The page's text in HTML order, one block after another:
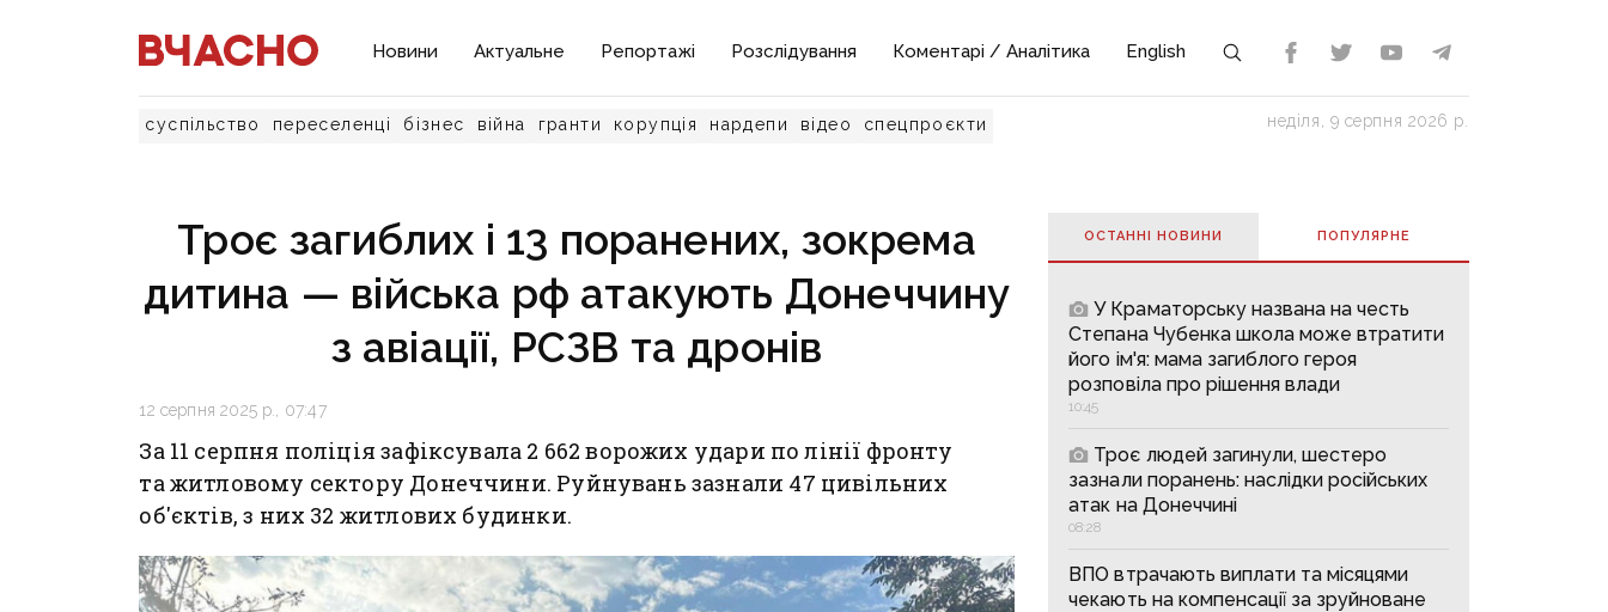
Новини Актуальне Репортажі Розслідування Коментарі / Аналітика English
суспільство переселенці бізнес війна гранти корупція нардепи відео спецпроєкти неділя, 9 серпня 2026 р.
Троє загиблих і 13 поранених, зокрема
дитина — війська рф атакують Донеччину
з авіації, РСЗВ та дронів
12 серпня 2025 р., 07:47
За 11 серпня поліція зафіксувала 2 662 ворожих удари по лінії фронту
та житловому сектору Донеччини. Руйнувань зазнали 47 цивільних
об'єктів, з них 32 житлових будинки.
ОСТАННІ НОВИНИ ПОПУЛЯРНE
У Краматорську названа на честь
Степана Чубенка школа може втратити
його ім'я: мама загиблого героя
розповіла про рішення влади
10:45
Троє людей загинули, шестеро
зазнали поранень: наслідки російських
атак на Донеччині
08:28
ВПО втрачають виплати та місяцями
чекають на компенсації за зруйноване